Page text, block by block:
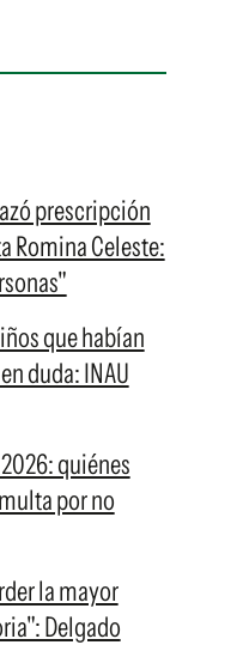
prescripción
Romina Celeste:
que habían
duda: INAU
quiénes
por no
la mayor
Delgado